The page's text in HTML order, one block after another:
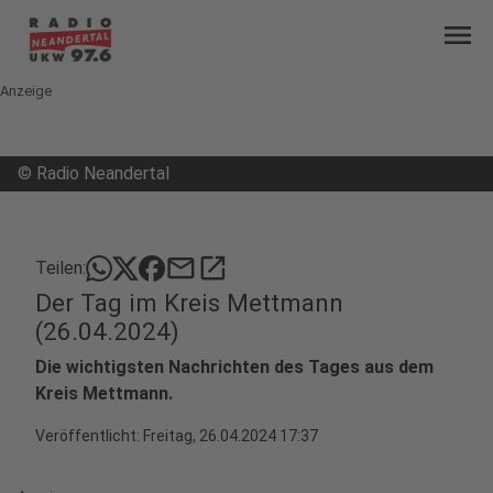
menu
Anzeige
© Radio Neandertal
Teilen: mailopen_in_new
Der Tag im Kreis Mettmann
(26.04.2024)
Die wichtigsten Nachrichten des Tages aus dem
Kreis Mettmann.
Veröffentlicht: Freitag, 26.04.2024 17:37